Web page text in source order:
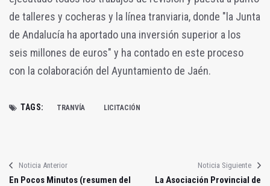
de talleres y cocheras y la línea tranviaria, donde "la Junta
de Andalucía ha aportado una inversión superior a los
seis millones de euros" y ha contado en este proceso
con la colaboración del Ayuntamiento de Jaén.
TAGS: TRANVÍA LICITACIÓN
Noticia Anterior
En Pocos Minutos (resumen del
Noticia Siguiente
La Asociación Provincial de